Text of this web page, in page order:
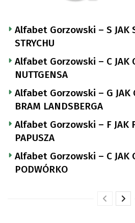
Alfabet Gorzowski – S JAK
STRYCHU
Alfabet Gorzowski – C JAK
NUTTGENSA
Alfabet Gorzowski – G JAK
BRAM LANDSBERGA
Alfabet Gorzowski – F JAK
PAPUSZA
Alfabet Gorzowski – C JAK
PODWÓRKO